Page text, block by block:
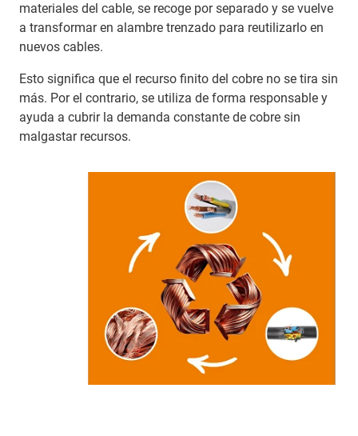
materiales del cable, se recoge por separado y se vuelve
a transformar en alambre trenzado para reutilizarlo en
nuevos cables.
Esto significa que el recurso finito del cobre no se tira sin
más. Por el contrario, se utiliza de forma responsable y
ayuda a cubrir la demanda constante de cobre sin
malgastar recursos.